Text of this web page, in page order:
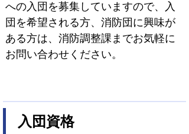
への入団を募集していますので、入
団を希望される方、消防団に興味が
ある方は、消防調整課までお気軽に
お問い合わせください。
入団資格